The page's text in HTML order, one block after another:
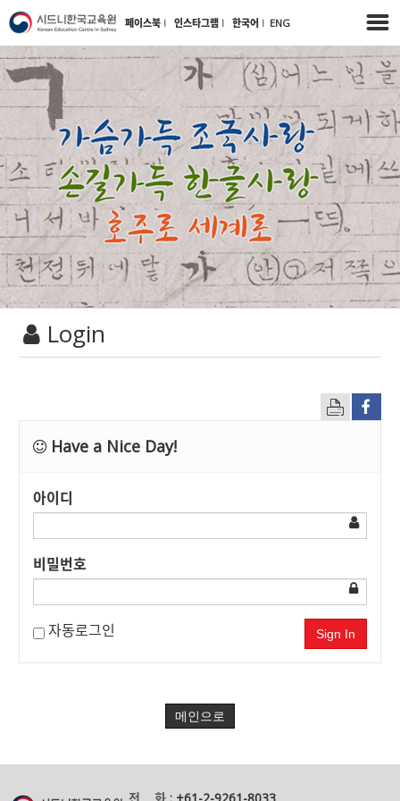
페이스북 l 인스타그램 l 한국어 l ENG
Login
Have a Nice Day!
아이디
비밀번호
자동로그인 Sign In
메인으로